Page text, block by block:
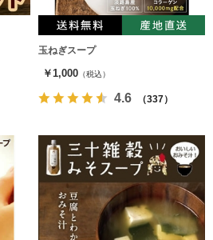
玉ねぎスープ
￥1,000 （税込）
4.6 （337）